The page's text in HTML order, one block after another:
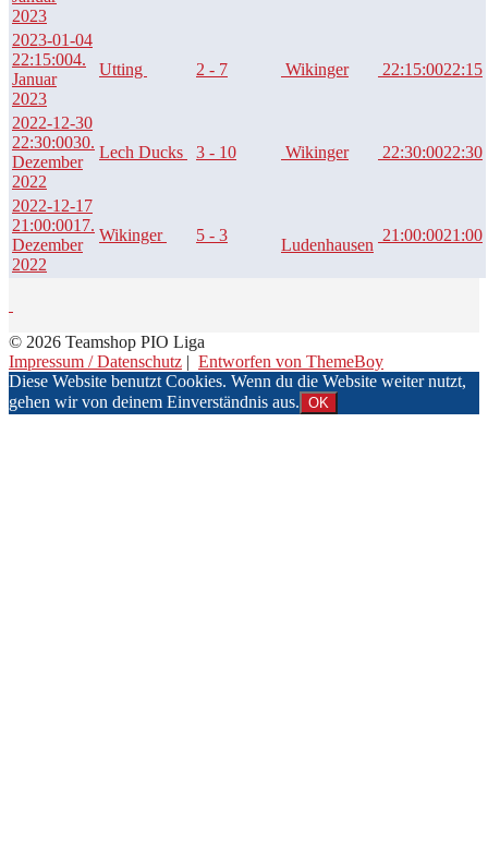
2023
2023-01-04
22:15:004.
Januar
2023
Utting 2 - 7 Wikinger 22:15:0022:15
2022-12-30
22:30:0030.
Dezember
2022
Lech Ducks 3 - 10 Wikinger 22:30:0022:30
2022-12-17
21:00:0017.
Dezember
2022
Wikinger 5 - 3
Ludenhausen
21:00:0021:00
© 2026 Teamshop PIO Liga
Impressum / Datenschutz | Entworfen von ThemeBoy
Diese Website benutzt Cookies. Wenn du die Website weiter nutzt,
gehen wir von deinem Einverständnis aus. OK